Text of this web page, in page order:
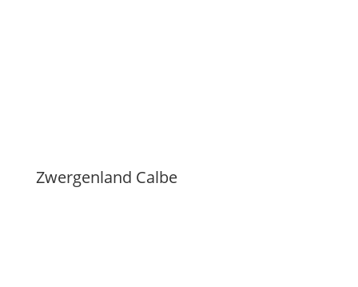
Zwergenland Calbe